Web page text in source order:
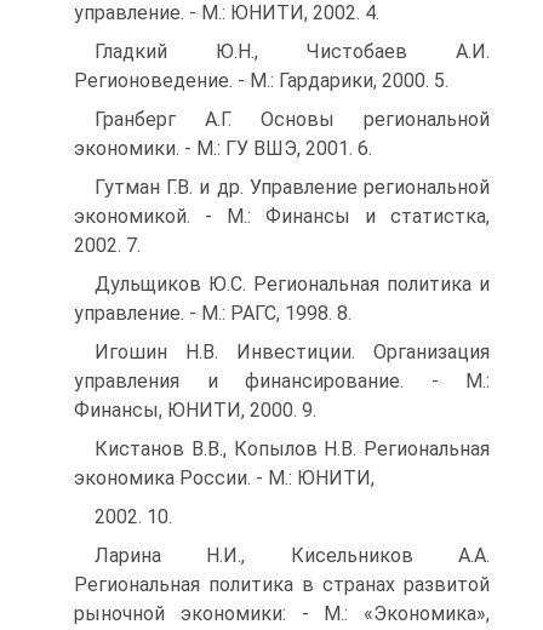
управление. - М.: ЮНИТИ, 2002. 4.
Гладкий Ю.Н., Чистобаев А.И.
Регионоведение. - М.: Гардарики, 2000. 5.
Гранберг А.Г. Основы региональной
экономики. - М.: ГУ ВШЭ, 2001. 6.
Гутман Г.В. и др. Управление региональной
экономикой. - М.: Финансы и статистка,
2002. 7.
Дульщиков Ю.С. Региональная политика и
управление. - М.: РАГС, 1998. 8.
Игошин Н.В. Инвестиции. Организация
управления и финансирование. - М.:
Финансы, ЮНИТИ, 2000. 9.
Кистанов В.В., Копылов Н.В. Региональная
экономика России. - М.: ЮНИТИ,
2002. 10.
Ларина Н.И., Кисельников А.А.
Региональная политика в странах развитой
рыночной экономики: - М.: «Экономика»,